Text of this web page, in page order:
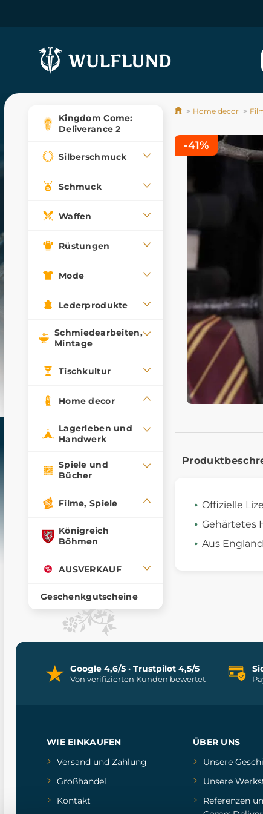
Kingdom Come:
Deliverance 2
Silberschmuck
Schmuck
Waffen
Rüstungen
Mode
Lederprodukte
Schmiedearbeiten,
Mintage
Tischkultur
Home decor
Lagerleben und
Handwerk
Spiele und
Bücher
Filme, Spiele
Königreich
Böhmen
AUSVERKAUF
Geschenkgutscheine
Home decor
-41%
Offizielle
Gehärtetes
Aus
Google 4,6/5 · Trustpilot 4,5/5
Von verifizierten Kunden bewertet
WIE EINKAUFEN
Versand und Zahlung
Großhandel
Kontakt
ÜBER UNS
Unsere
Unsere
Referenzen